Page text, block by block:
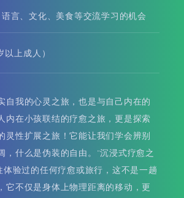
言、文化、美食等交流学习的机会
以上成人）
自我的心灵之旅，也是与自己内在的
内在小孩联结的疗愈之旅，更是探索
灵性扩展之旅！它能让我们学会辨别
，什么是伪装的自由。“沉浸式疗愈之
体验过的任何疗愈或旅行，这不是一趟
它不仅是身体上物理距离的移动，更